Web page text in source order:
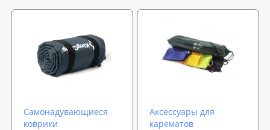
Самонадувающиеся
коврики
Аксессуары для
карематов